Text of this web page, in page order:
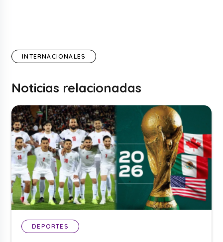
INTERNACIONALES
Noticias relacionadas
DEPORTES